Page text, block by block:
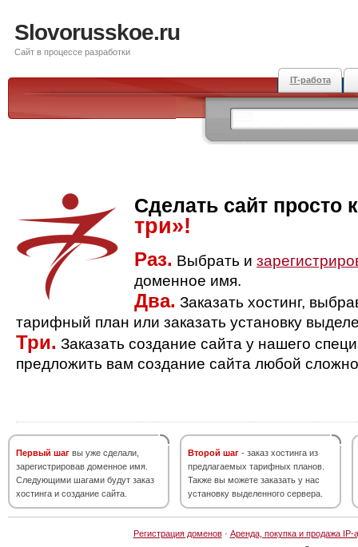
Slovorusskoe.ru
Сайт в процессе разработки
IT-работа
Сделать сайт просто
три»!
Раз. Выбрать и
доменное имя.
Два. Заказать хостинг,
тарифный план или заказать установку
Три. Заказать создание сайта у нашего
предложить вам создание сайта любой
Первый шаг вы уже сделали,
зарегистрировав доменное имя.
Следующими шагами будут заказ
хостинга и создание сайта.
Второй шаг - заказ хостинга из
предлагаемых тарифных планов.
Также вы можете заказать у нас
установку выделенного сервера.
Регистрация доменов· Аренда, покупка и продажа IP-